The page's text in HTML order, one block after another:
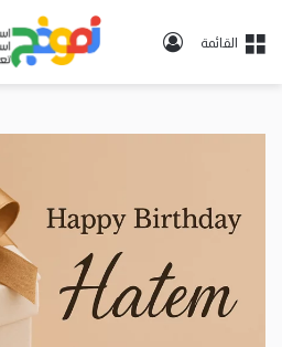
القائمة
تسجيل